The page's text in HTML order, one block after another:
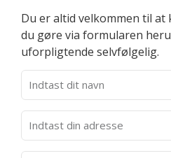
Du er altid velkommen til at
du gøre via formularen
uforpligtende selvfølgelig.